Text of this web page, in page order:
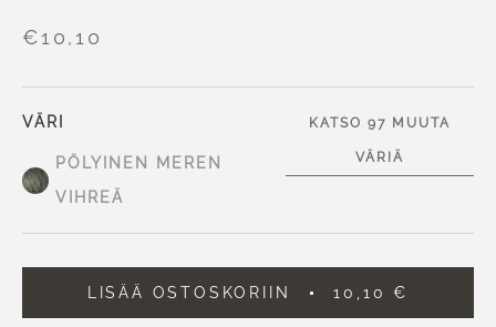
€10,10
VÄRI
PÖLYINEN MEREN
VIHREÄ
KATSO 97 MUUTA
VÄRIÄ
LISÄÄ OSTOSKORIIN 10,10 €